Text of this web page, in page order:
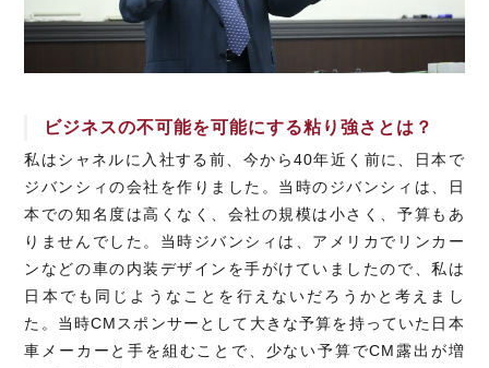
ビジネスの不可能を可能にする粘り強さとは？
私はシャネルに入社する前、今から40年近く前に、日本で
ジバンシィの会社を作りました。当時のジバンシィは、日
本での知名度は高くなく、会社の規模は小さく、予算もあ
りませんでした。当時ジバンシィは、アメリカでリンカー
ンなどの車の内装デザインを手がけていましたので、私は
日本でも同じようなことを行えないだろうかと考えまし
た。当時CMスポンサーとして大きな予算を持っていた日本
車メーカーと手を組むことで、少ない予算でCM露出が増